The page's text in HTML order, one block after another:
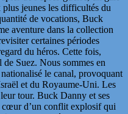
jeunes les difficultés du
de vocations, Buck
aventure dans la collection
certaines périodes
du héros. Cette fois,
Suez. Nous sommes en
le canal, provoquant
et du Royaume-Uni. Les
tour. Buck Danny et ses
cœur d’un conflit explosif qui